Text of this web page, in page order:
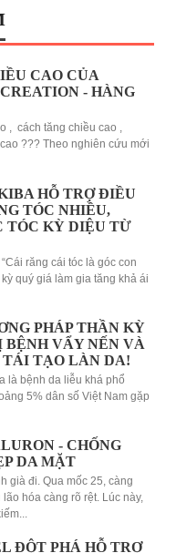
CAO CỦA
- HÀNG
, cách tăng chiều cao ,
??? Theo nghiên cứu mới
HỖ TRỢ ĐIỀU
TÓC NHIỀU,
TÓC KỲ DIỆU TỪ
răng cái tóc là góc con
quý giá làm gia tăng khả ái
PHÁP THẦN KỲ
VẨY NẾN VÀ
TẠO LÀN DA!
là bệnh da liễu khá phổ
5% dân số Việt Nam gặp
- CHỐNG
DA MẶT
già đi. Qua mốc 25, càng
hóa càng rõ rệt. Lúc này,
ĐỘT PHÁ HỖ TRỢ